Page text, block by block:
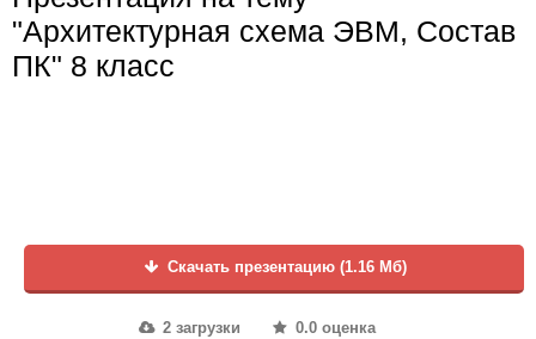
"Архитектурная схема ЭВМ, Состав
ПК" 8 класс
Скачать презентацию (1.16 Мб)
2 загрузки 0.0 оценка